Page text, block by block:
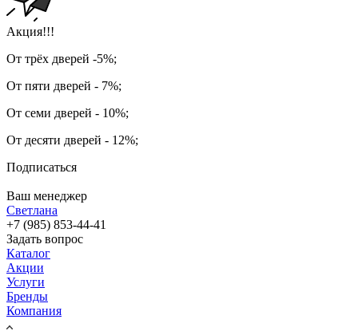
Акция!!!
От трёх дверей -5%;
От пяти дверей - 7%;
От семи дверей - 10%;
От десяти дверей - 12%;
Подписаться
Ваш менеджер
Светлана
+7 (985) 853-44-41
Задать вопрос
Каталог
Акции
Услуги
Бренды
Компания